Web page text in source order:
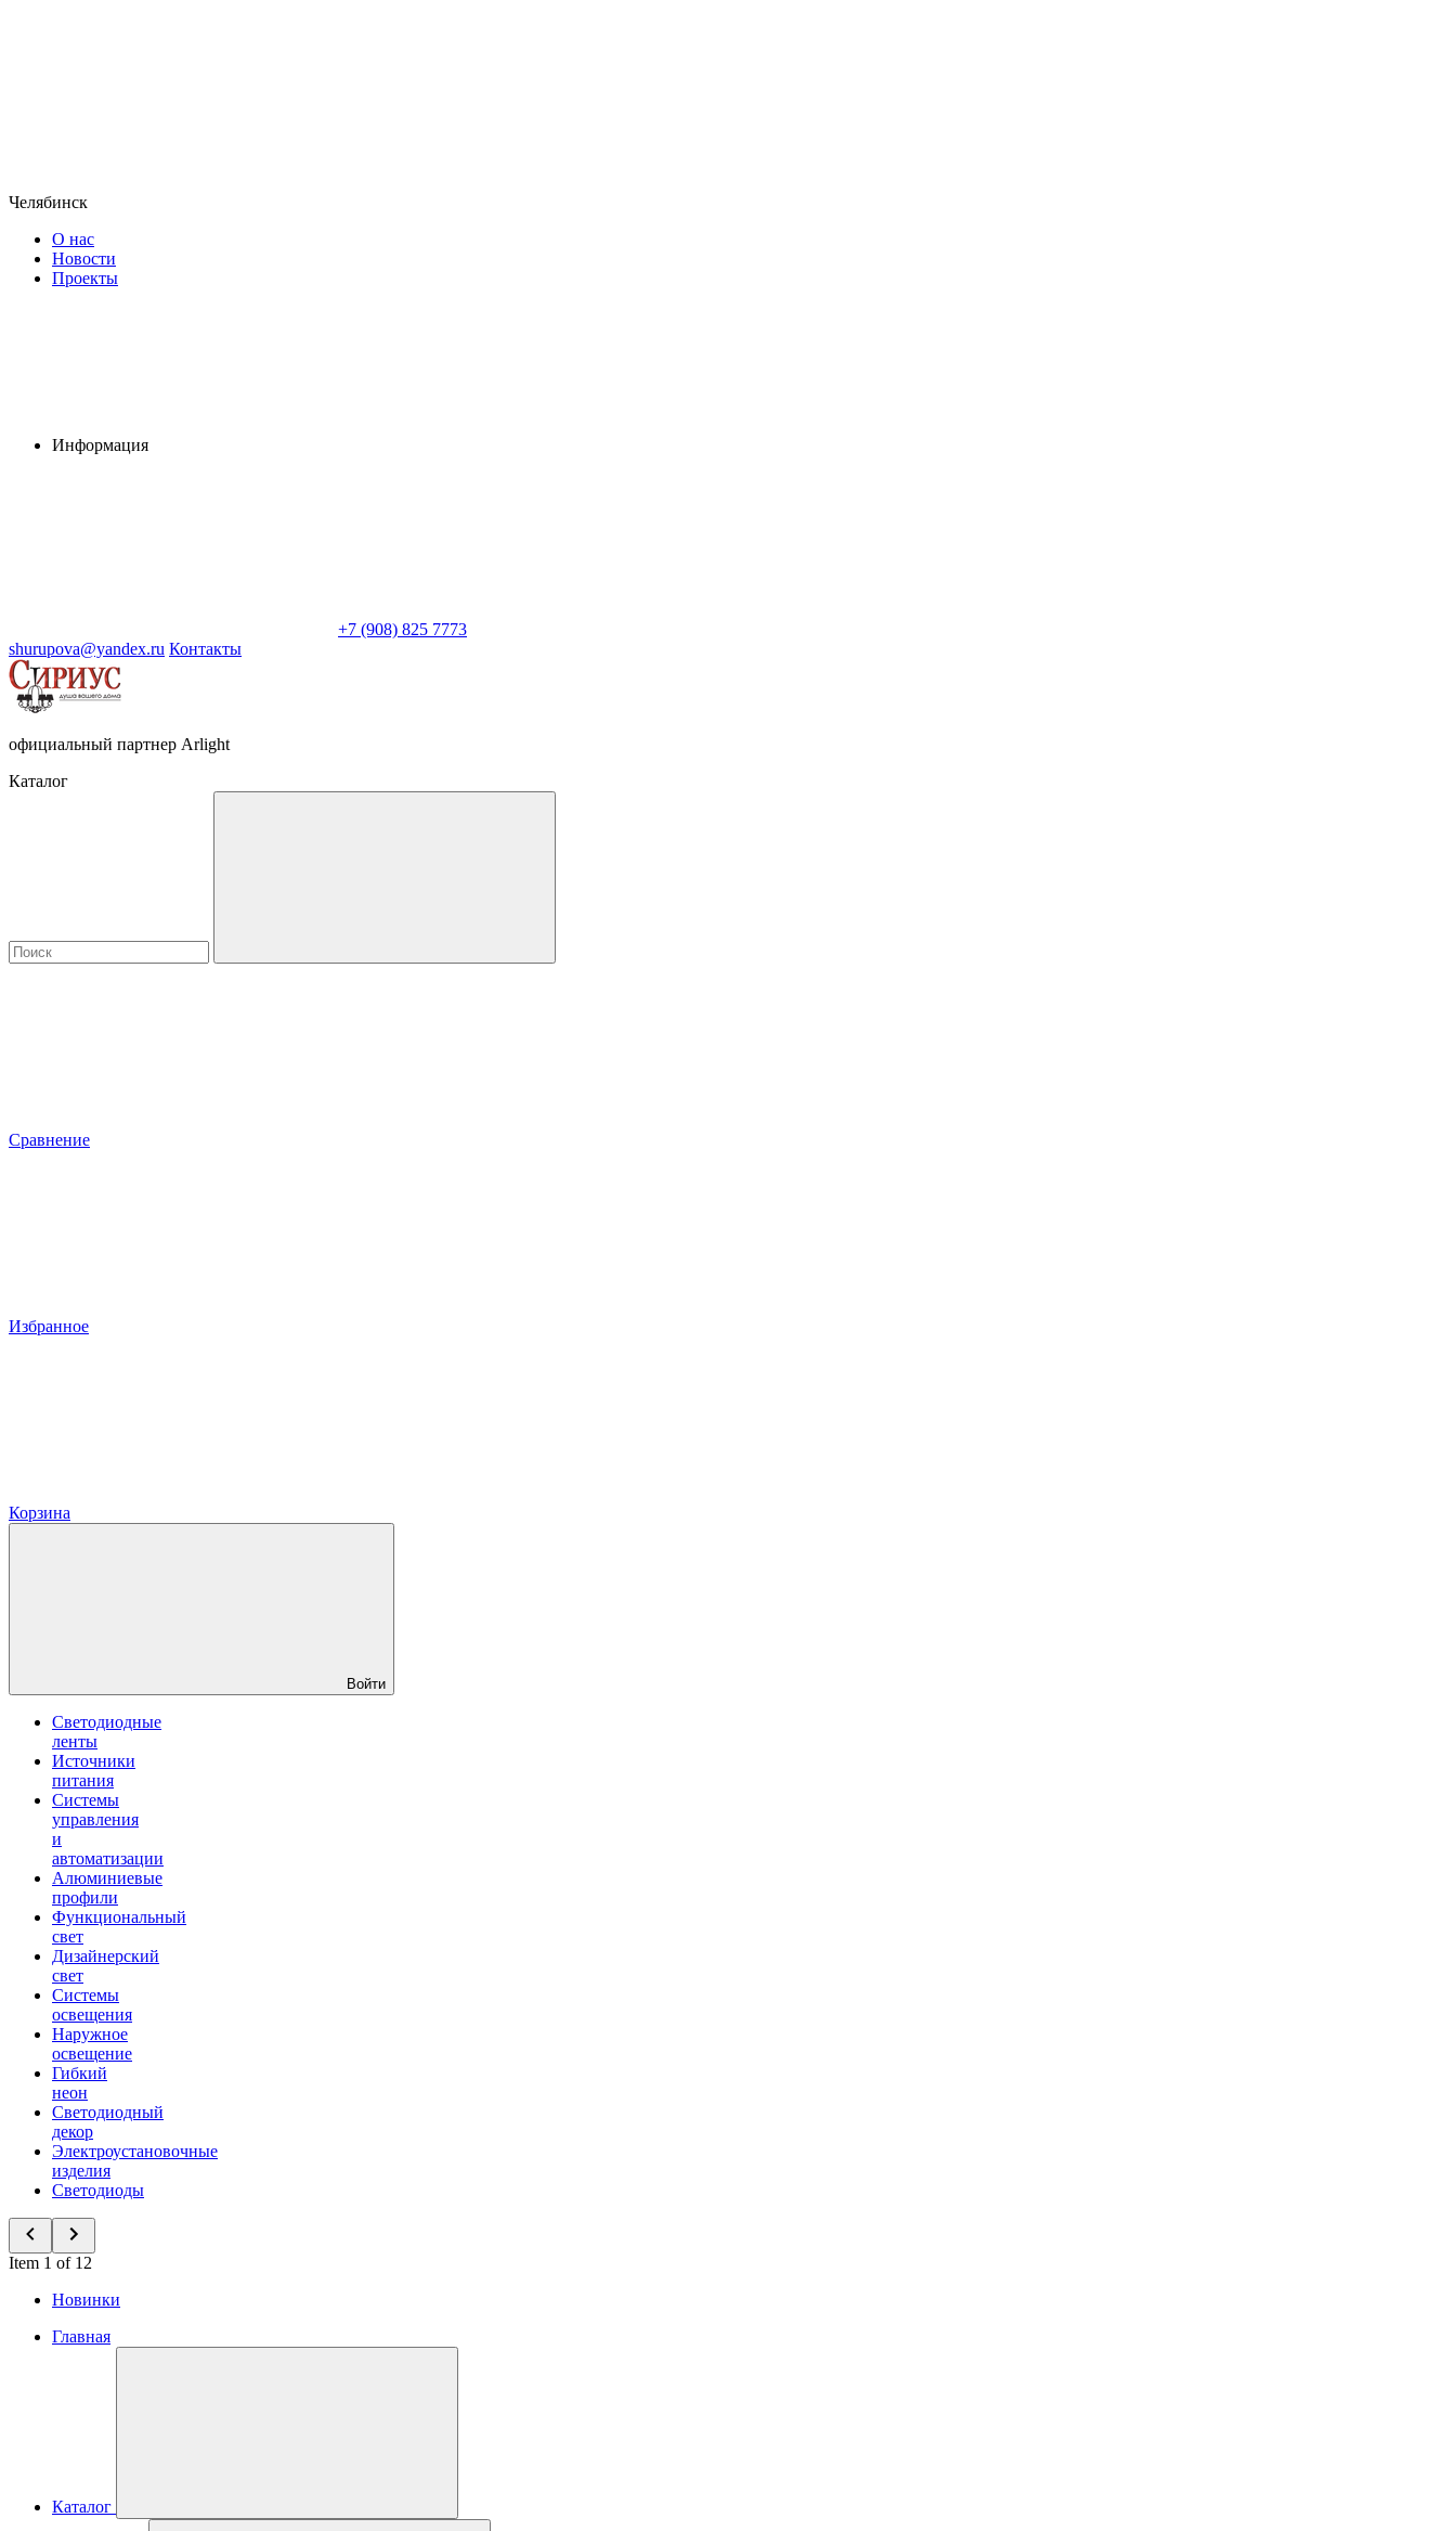
Челябинск
О нас
Новости
Проекты
Информация
+7 (908) 825 7773
shurupova@yandex.ru Контакты
официальный партнер Arlight
Каталог
Сравнение
Избранное
Корзина
Войти
Светодиодные
ленты
Источники
питания
Системы
управления
и
автоматизации
Алюминиевые
профили
Функциональный
свет
Дизайнерский
свет
Системы
освещения
Наружное
освещение
Гибкий
неон
Светодиодный
декор
Электроустановочные
изделия
Светодиоды
Item 1 of 12
Новинки
Главная
Каталог